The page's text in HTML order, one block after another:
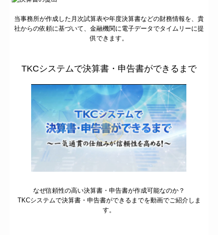
当事務所が作成した月次試算表や年度決算書などの財務情報を、 貴
社からの依頼に基づいて、金融機関に電子データでタイムリーに提
供できます。
TKCシステムで決算書・申告書ができるまで
なぜ信頼性の高い決算書・申告書が作成可能なのか？
TKCシステムで決算書・申告書ができるまでを動画でご紹介しま
す。